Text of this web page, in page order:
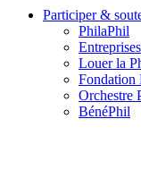
Participer &
PhilaPhil
Louer la
Fondation
Orchestre
BénéPhil